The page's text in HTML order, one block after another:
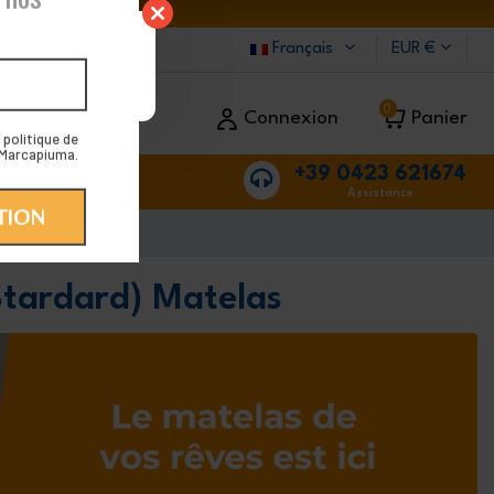
Français EUR €
Connexion 0 Panier
+39 0423 621674
Assistance
Matelas
par
AOÛT.